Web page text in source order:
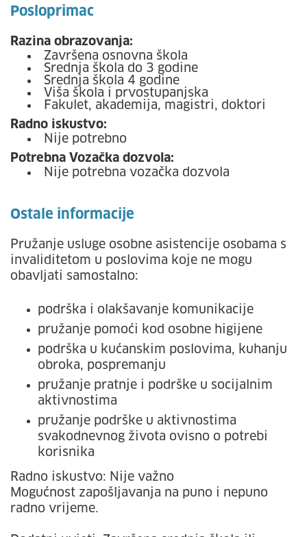
Posloprimac
Razina obrazovanja:
Završena osnovna škola
Srednja škola do 3 godine
Srednja škola 4 godine
Viša škola i prvostupanjska
Fakulet, akademija, magistri, doktori
Radno iskustvo:
Nije potrebno
Potrebna Vozačka dozvola:
Nije potrebna vozačka dozvola
Ostale informacije
Pružanje usluge osobne asistencije osobama s
invaliditetom u poslovima koje ne mogu
obavljati samostalno:
podrška i olakšavanje komunikacije
pružanje pomoći kod osobne higijene
podrška u kućanskim poslovima, kuhanju
obroka, pospremanju
pružanje pratnje i podrške u socijalnim
aktivnostima
pružanje podrške u aktivnostima
svakodnevnog života ovisno o potrebi
korisnika
Radno iskustvo: Nije važno
Mogućnost zapošljavanja na puno i nepuno
radno vrijeme.